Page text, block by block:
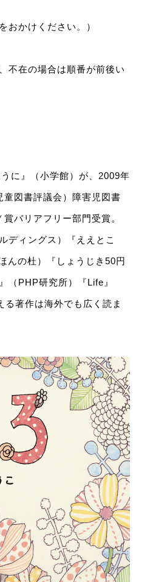
おかけください。）
不在の場合は順番が前後い
に』（小学館）が、2009年
図書評議会）障害児図書
バリアフリー部門受賞。
ディングス）『ええとこ
んの杜）『しょうじき50円
（PHP研究所）『Life』
著作は海外でも広く読ま